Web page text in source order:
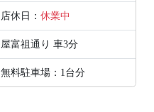
店休日：休業中
屋富祖通り 車3分
無料駐車場：1台分